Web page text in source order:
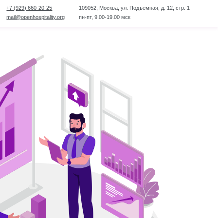
109052, Москва, ул. Подъемная, д. 12, стр. 1
пн-пт, 9.00-19.00 мск